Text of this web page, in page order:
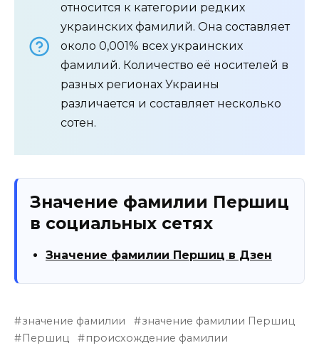
относится к категории редких
украинских фамилий. Она составляет
около 0,001% всех украинских
фамилий. Количество её носителей в
разных регионах Украины
различается и составляет несколько
сотен.
Значение фамилии Першиц
в социальных сетях
Значение фамилии Першиц в Дзен
значение фамилии
значение фамилии Першиц
Першиц
происхождение фамилии